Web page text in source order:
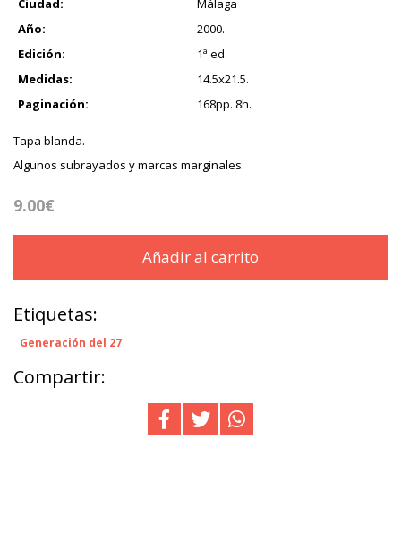
Ciudad:
Málaga
Año:
2000.
Edición:
1ª ed.
Medidas:
14.5x21.5.
Paginación:
168pp. 8h.
Tapa blanda.
Algunos subrayados y marcas marginales.
9.00€
Añadir al carrito
Etiquetas:
Generación del 27
Compartir: